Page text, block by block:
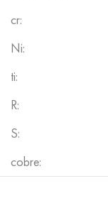
cr:
Ni:
ti:
R:
S:
cobre: